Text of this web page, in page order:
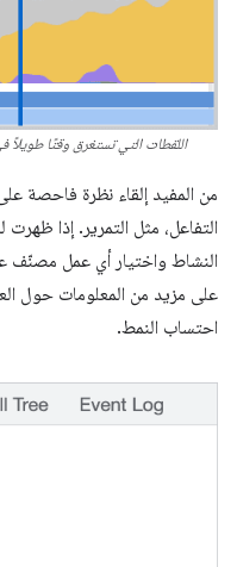
اللقطات التي تستغرق وقتًا
من المفيد إلقاء نظرة فاحصة
التفاعل، مثل التمرير. إذا ظهرت
النشاط واختيار أي عمل مصنّف
على مزيد من المعلومات حول
احتساب النمط.